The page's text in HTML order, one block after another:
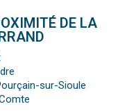
DE LA
sur-Sioule